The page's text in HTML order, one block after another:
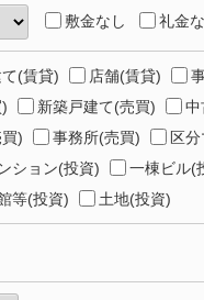
敷金なし 礼金
(賃貸) 店舗(賃貸)
新築戸建て(売買) 中
) 事務所(売買)
区
ション(投資) 一棟ビル(
等(投資) 土地(投資)